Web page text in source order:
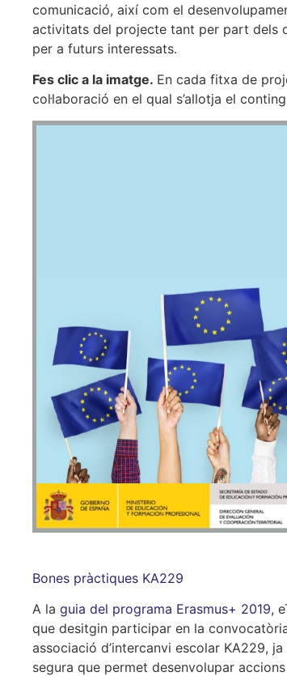
comunicació, així com el
activitats del projecte tant per part dels
per a futurs interessats.
Fes clic a la imatge. En cada fitxa de
col·laboració en el qual s’allotja el
Bones pràctiques KA229
A la guia del programa Erasmus+ 2019,
que desitgin participar en la
associació d’intercanvi escolar KA229,
segura que permet desenvolupar